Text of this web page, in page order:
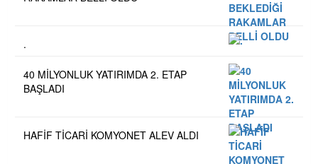
.
40 MİLYONLUK YATIRIMDA 2. ETAP
BAŞLADI
HAFİF TİCARİ KOMYONET ALEV ALDI